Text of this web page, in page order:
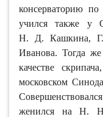
консерваторию
учился также у
Н. Д. Кашкина,
Иванова. Тогда же
качестве
московском
женился на Н. Н.